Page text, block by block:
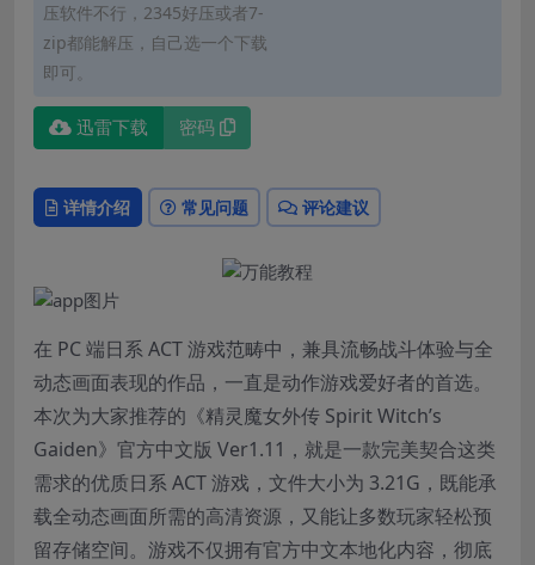
压软件不行，2345好压或者7-
zip都能解压，自己选一个下载
即可。
迅雷下载 密码
详情介绍 常见问题 评论建议
在 PC 端日系 ACT 游戏范畴中，兼具流畅战斗体验与全
动态画面表现的作品，一直是动作游戏爱好者的首选。
本次为大家推荐的《精灵魔女外传 Spirit Witch’s
Gaiden》官方中文版 Ver1.11，就是一款完美契合这类
需求的优质日系 ACT 游戏，文件大小为 3.21G，既能承
载全动态画面所需的高清资源，又能让多数玩家轻松预
留存储空间。游戏不仅拥有官方中文本地化内容，彻底